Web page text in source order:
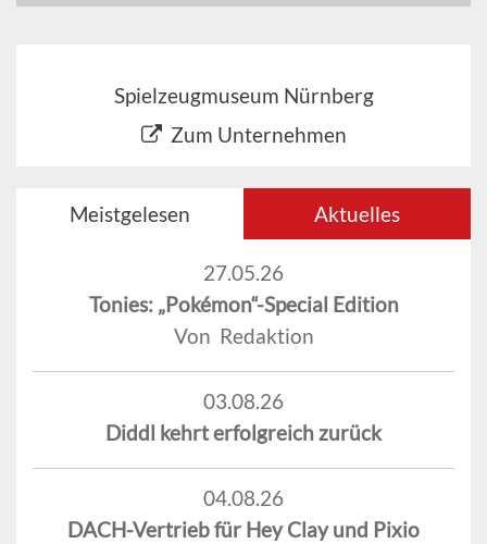
Spielzeugmuseum Nürnberg
Zum Unternehmen
Meistgelesen Aktuelles
27.05.26
Tonies: „Pokémon“-Special Edition
Von Redaktion
03.08.26
Diddl kehrt erfolgreich zurück
04.08.26
DACH-Vertrieb für Hey Clay und Pixio